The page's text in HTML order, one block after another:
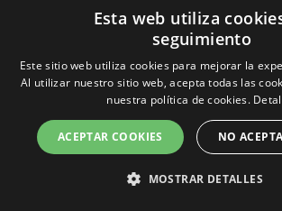
Esta web utiliza
seguimiento
Este sitio web utiliza cookies para mejorar la
Al utilizar nuestro sitio web, acepta todas las
nuestra política de cookies.
ACEPTAR COOKIES NO
MOSTRAR DETALLES